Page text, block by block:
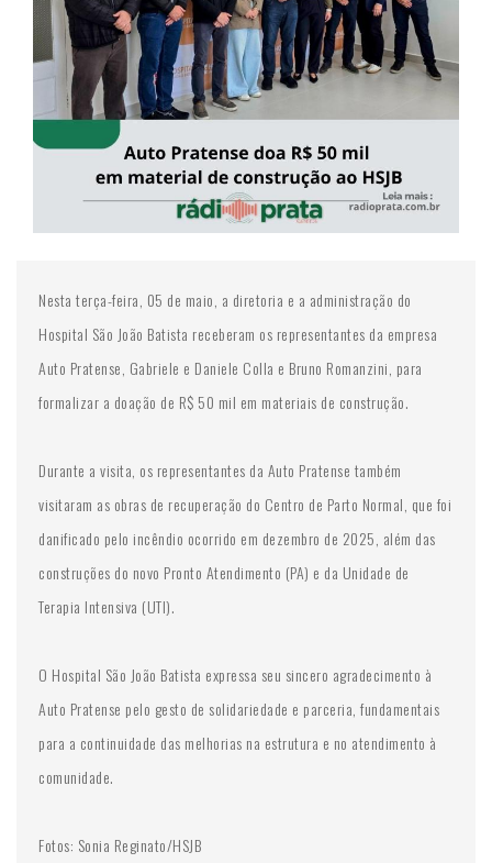
Nesta terça-feira, 05 de maio, a diretoria e a administração do
Hospital São João Batista receberam os representantes da empresa
Auto Pratense, Gabriele e Daniele Colla e Bruno Romanzini, para
formalizar a doação de R$ 50 mil em materiais de construção.
Durante a visita, os representantes da Auto Pratense também
visitaram as obras de recuperação do Centro de Parto Normal, que foi
danificado pelo incêndio ocorrido em dezembro de 2025, além das
construções do novo Pronto Atendimento (PA) e da Unidade de
Terapia Intensiva (UTI).
O Hospital São João Batista expressa seu sincero agradecimento à
Auto Pratense pelo gesto de solidariedade e parceria, fundamentais
para a continuidade das melhorias na estrutura e no atendimento à
comunidade.
Fotos: Sonia Reginato/HSJB